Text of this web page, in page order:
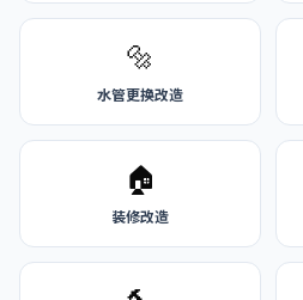
🔩
水管更换改造
🏠
装修改造